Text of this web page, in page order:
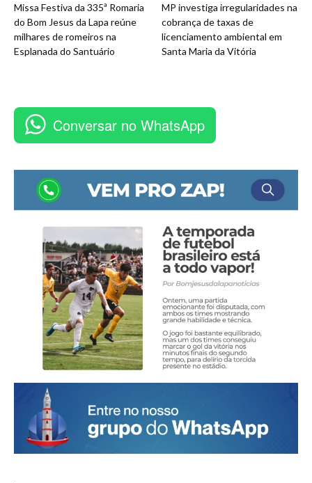
Missa Festiva da 335ª Romaria
do Bom Jesus da Lapa reúne
milhares de romeiros na
Esplanada do Santuário
MP investiga irregularidades na
cobrança de taxas de
licenciamento ambiental em
Santa Maria da Vitória
Conversar no WhatsApp